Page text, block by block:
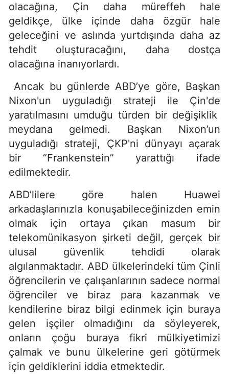
olacağına, Çin daha müreffeh hale
geldikçe, ülke içinde daha özgür hale
geleceğini ve aslında yurtdışında daha az
tehdit oluşturacağını, daha dostça
olacağına inanıyorlardı.
Ancak bu günlerde ABD’ye göre, Başkan
Nixon'un uyguladığı strateji ile Çin'de
yaratılmasını umduğu türden bir değişiklik
meydana gelmedi. Başkan Nixon’un
uyguladığı strateji, ÇKP'ni dünyayı açarak
bir “Frankenstein” yarattığı ifade
edilmektedir.
ABD’lilere göre halen Huawei
arkadaşlarınızla konuşabileceğinizden emin
olmak için ortaya çıkan masum bir
telekomünikasyon şirketi değil, gerçek bir
ulusal güvenlik tehdidi olarak
algılanmaktadır. ABD ülkelerindeki tüm Çinli
öğrencilerin ve çalışanlarının sadece normal
öğrenciler ve biraz para kazanmak ve
kendilerine biraz bilgi edinmek için buraya
gelen işçiler olmadığını da söyleyerek,
onların çoğu buraya fikri mülkiyetimizi
çalmak ve bunu ülkelerine geri götürmek
için geldiklerini iddia etmektedir.